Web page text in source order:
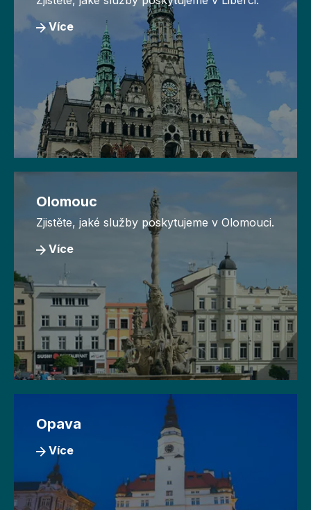
Více
Olomouc
Zjistěte, jaké služby poskytujeme v Olomouci.
Více
Opava
Více